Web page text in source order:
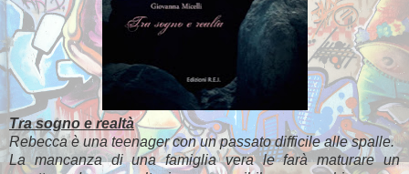
Tra sogno e realtà
Rebecca è una teenager con un passato difficile alle spalle.
La mancanza di una famiglia vera le farà maturare un